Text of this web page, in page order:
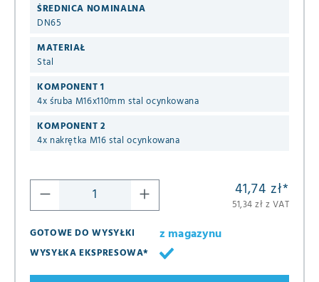
ŚREDNICA NOMINALNA
DN65
MATERIAŁ
Stal
KOMPONENT 1
4x śruba M16x110mm stal ocynkowana
KOMPONENT 2
4x nakrętka M16 stal ocynkowana
41,74 zł*
51,34 zł z VAT
GOTOWE DO WYSYŁKI
z magazynu
WYSYŁKA EKSPRESOWA*